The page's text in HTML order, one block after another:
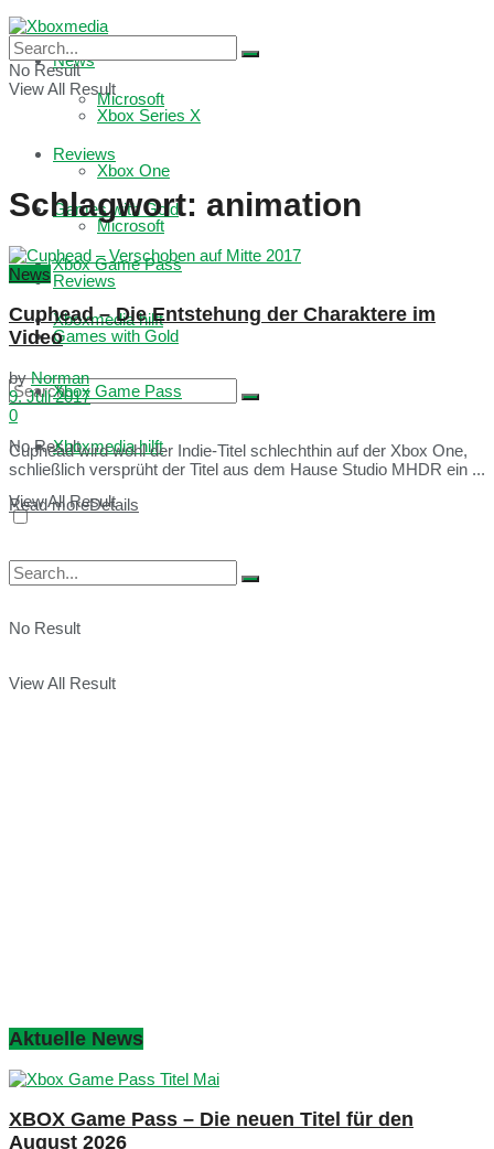
Microsoft
Reviews
Games with Gold
Xbox Game Pass
Xboxmedia hilft
No Result
View All Result
News
Xbox Series X
Xbox One
Microsoft
Reviews
Games with Gold
Xbox Game Pass
Xboxmedia hilft
No Result
View All Result
No Result
View All Result
Schlagwort: animation
News
Cuphead – Die Entstehung der Charaktere im
Video
by Norman
9. Juli 2017
0
Cuphead wird wohl der Indie-Titel schlechthin auf der Xbox One,
schließlich versprüht der Titel aus dem Hause Studio MHDR ein ...
Read moreDetails
Aktuelle News
XBOX Game Pass – Die neuen Titel für den
August 2026